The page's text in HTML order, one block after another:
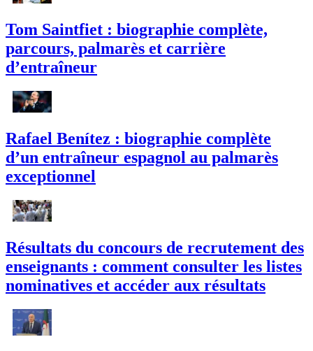
Tom Saintfiet : biographie complète,
parcours, palmarès et carrière
d’entraîneur
Rafael Benítez : biographie complète
d’un entraîneur espagnol au palmarès
exceptionnel
Résultats du concours de recrutement des
enseignants : comment consulter les listes
nominatives et accéder aux résultats